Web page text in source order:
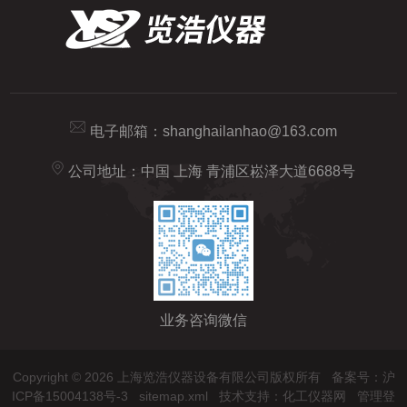
电子邮箱： shanghailanhao@163.com
公司地址：中国 上海 青浦区崧泽大道6688号
业务咨询微信
Copyright © 2026 上海览浩仪器设备有限公司版权所有 备案号：沪
ICP备15004138号-3
sitemap.xml 技术支持： 化工仪器网 管理登